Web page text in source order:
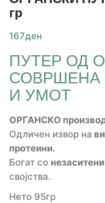
гр
167ден
ПУТЕР ОД
СОВРШЕНА
И УМОТ
ОРГАНСКО
Одличен извор на
протеини.
Богат со
својства.
Нето 95гр